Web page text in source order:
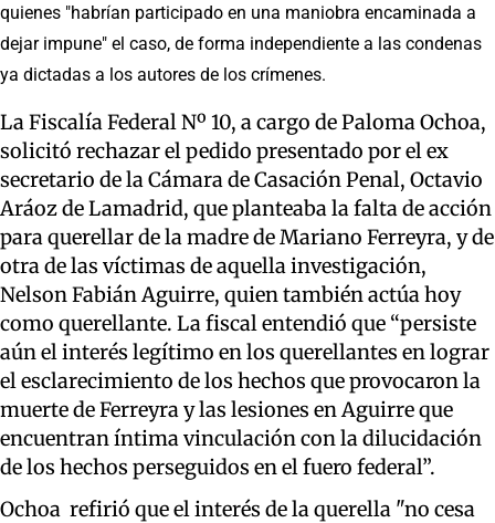
quienes "habrían participado en una maniobra encaminada a
dejar impune" el caso, de forma independiente a las condenas
ya dictadas a los autores de los crímenes.
La Fiscalía Federal Nº 10, a cargo de Paloma Ochoa,
solicitó rechazar el pedido presentado por el ex
secretario de la Cámara de Casación Penal, Octavio
Aráoz de Lamadrid, que planteaba la falta de acción
para querellar de la madre de Mariano Ferreyra, y de
otra de las víctimas de aquella investigación,
Nelson Fabián Aguirre, quien también actúa hoy
como querellante. La fiscal entendió que “persiste
aún el interés legítimo en los querellantes en lograr
el esclarecimiento de los hechos que provocaron la
muerte de Ferreyra y las lesiones en Aguirre que
encuentran íntima vinculación con la dilucidación
de los hechos perseguidos en el fuero federal”.
Ochoa refirió que el interés de la querella "no cesa